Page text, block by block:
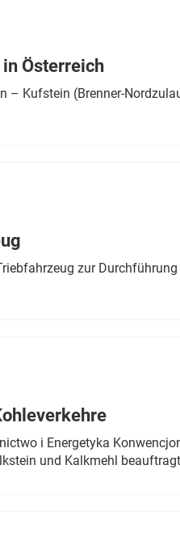
Österreich
– Kufstein (Brenner-
zur
i Energetyka
und Kalkmehl